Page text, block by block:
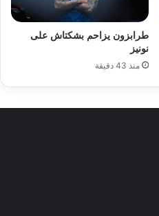
طرابزون يزاحم بشكتاش على
نونيز
منذ 43 دقيقة